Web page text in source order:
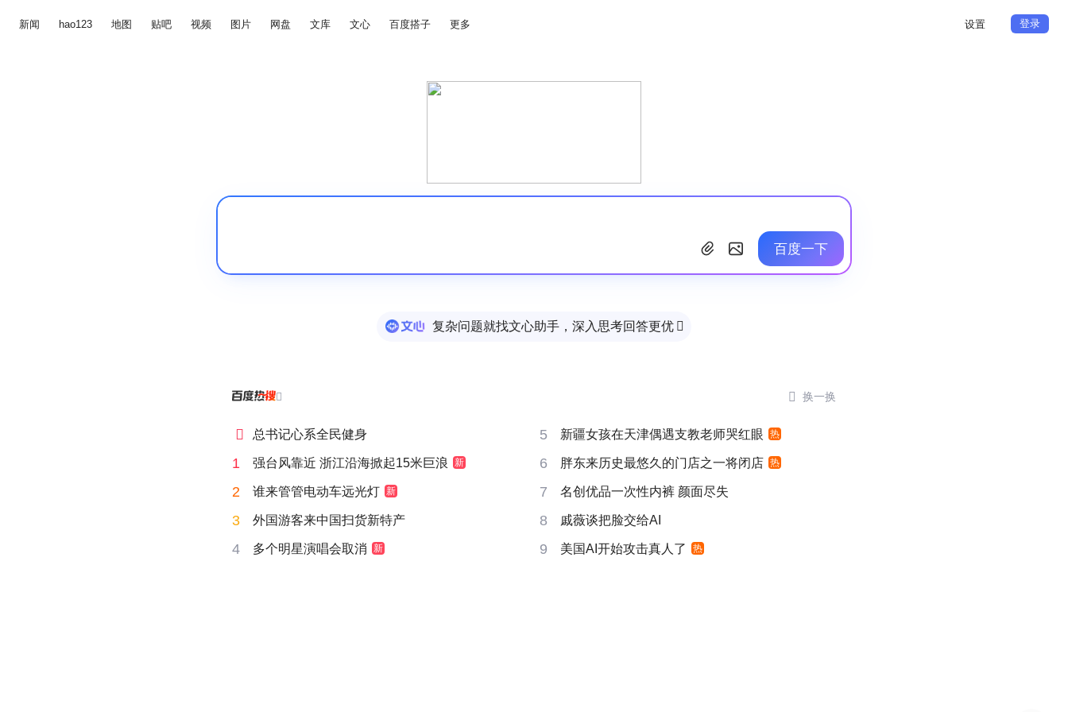
新闻 hao123 地图 贴吧 视频 图片 网盘 文库 文心 百度搭子 更多 设置 登录
百度一下
复杂问题就找文心助手，深入思考回答更优 
  换一换
 总书记心系全民健身 5 新疆女孩在天津偶遇支教老师哭红眼 热
1 强台风靠近 浙江沿海掀起15米巨浪 新 6 胖东来历史最悠久的门店之一将闭店 热
2 谁来管管电动车远光灯 新 7 名创优品一次性内裤 颜面尽失
3 外国游客来中国扫货新特产 8 戚薇谈把脸交给AI
4 多个明星演唱会取消 新 9 美国AI开始攻击真人了 热